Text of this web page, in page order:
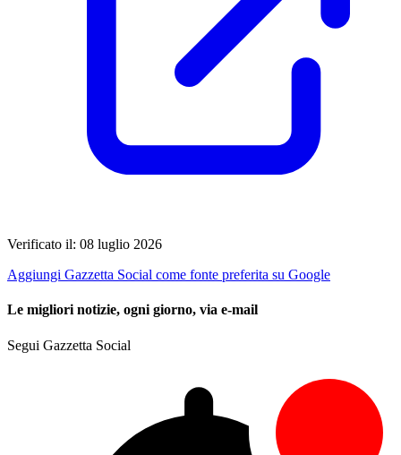
Verificato il: 08 luglio 2026
Aggiungi Gazzetta Social come fonte preferita su Google
Le migliori notizie, ogni giorno, via e-mail
Segui Gazzetta Social